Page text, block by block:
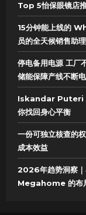
Top 5怡保眼镜店
15分钟能上线的
员的全天候销售助
停电备用电源 工
储能保障产线不断电
Iskandar Puteri
你找回身心平衡
一份可独立核查的
成本效益
2026年趋势洞察｜
Megahome 的布